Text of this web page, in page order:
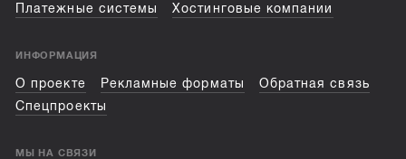
Платежные системы
Хостинговые компании
ИНФОРМАЦИЯ
О проекте Рекламные форматы
Обратная связь
Спецпроекты
МЫ НА СВЯЗИ